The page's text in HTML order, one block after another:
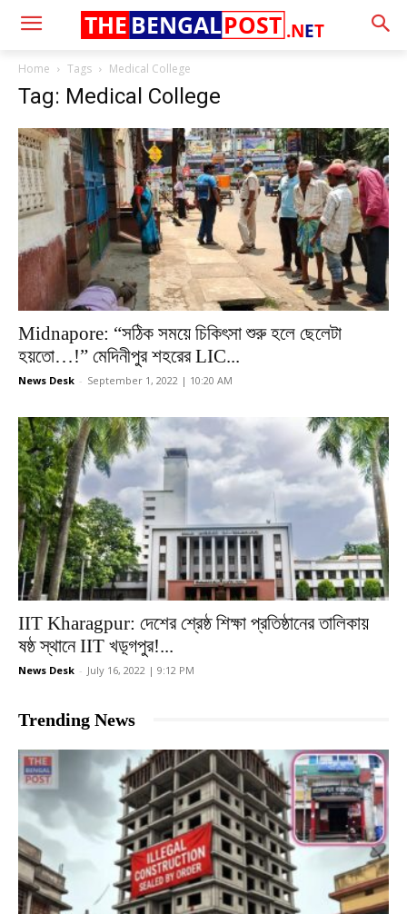
.NET
THE BENGALPOST
Home Tags Medical College
Tag: Medical College
Midnapore: “সঠিক সময়ে চিকিৎসা শুরু হলে ছেলেটা
হয়তো…!” মেদিনীপুর শহরের LIC...
News Desk - September 1, 2022 | 10:20 AM
IIT Kharagpur: দেশের শ্রেষ্ঠ শিক্ষা প্রতিষ্ঠানের তালিকায়
ষষ্ঠ স্থানে IIT খড়্গপুর!...
News Desk - July 16, 2022 | 9:12 PM
Trending News